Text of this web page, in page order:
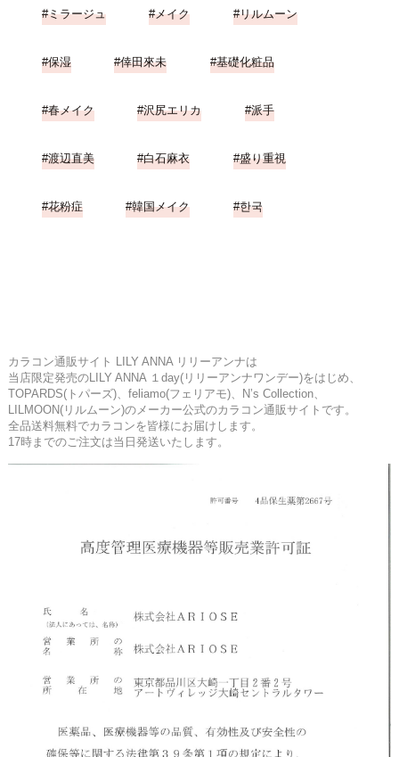
ミラージュ メイク リルムーン
保湿 倖田來未 基礎化粧品
春メイク 沢尻エリカ 派手
渡辺直美 白石麻衣 盛り重視
花粉症 韓国メイク 한국
カラコン通販サイト LILY ANNA リリーアンナは
当店限定発売のLILY ANNA １day(リリーアンナワンデー)をはじめ、
TOPARDS(トパーズ)、feliamo(フェリアモ)、N’s Collection、
LILMOON(リルムーン)のメーカー公式のカラコン通販サイトです。
全品送料無料でカラコンを皆様にお届けします。
17時までのご注文は当日発送いたします。